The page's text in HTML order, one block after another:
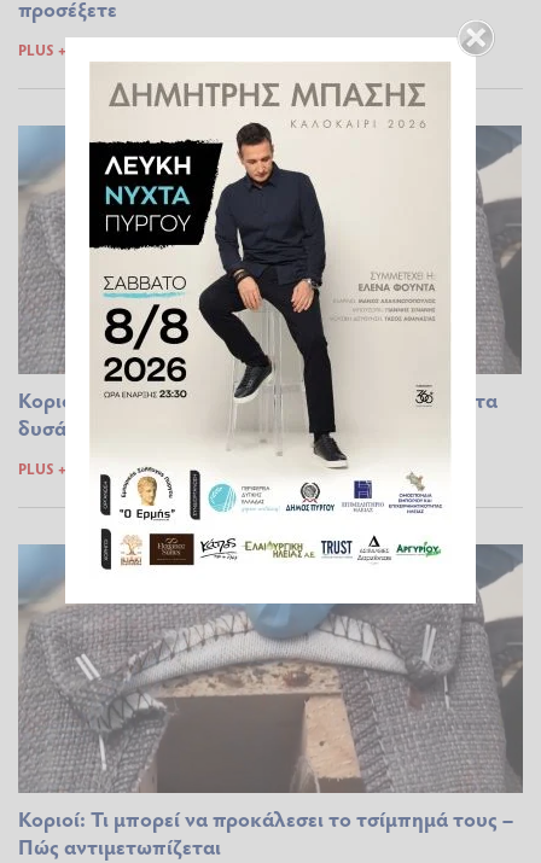
προσέξετε
PLUS +
Κοριοί: Το tip με τις βαλίτσες για να αποφύγετε τα
δυσάρεστα στο ταξίδι
PLUS + 10.10.2023 20:48
Κοριοί: Τι μπορεί να προκάλεσει το τσίμπημά τους –
Πώς αντιμετωπίζεται